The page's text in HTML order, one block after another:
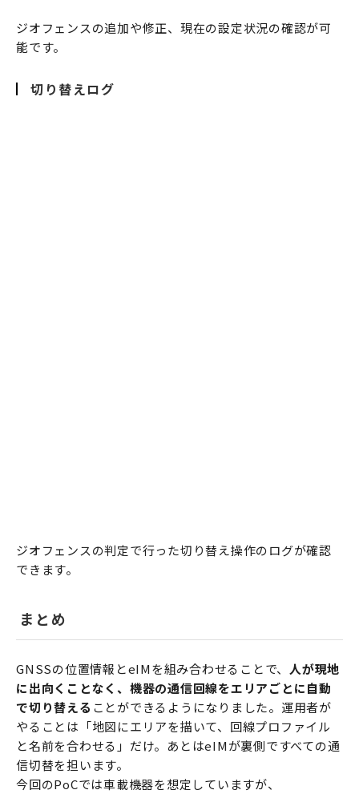
ジオフェンスの追加や修正、現在の設定状況の確認が可
能です。
切り替えログ
ジオフェンスの判定で行った切り替え操作のログが確認
できます。
まとめ
GNSSの位置情報とeIMを組み合わせることで、 人が現地
に出向くことなく、機器の通信回線をエリアごとに自動
で切り替える ことができるようになりました。運用者が
やることは「地図にエリアを描いて、回線プロファイル
と名前を合わせる」だけ。あとはeIMが裏側ですべての通
信切替を担います。
今回のPoCでは車載機器を想定していますが、